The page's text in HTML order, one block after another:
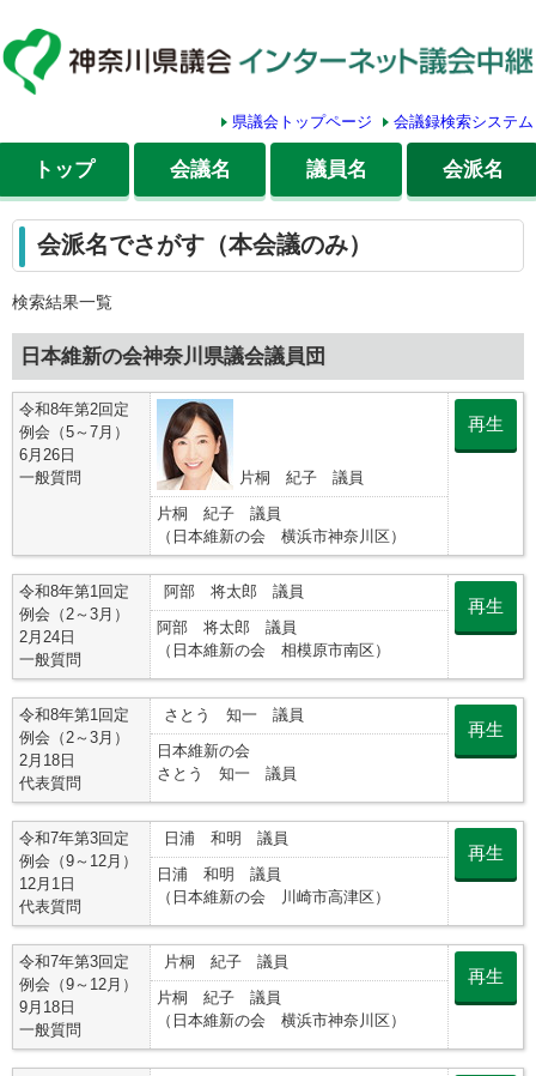
県議会トップページ 会議録検索システム
トップ 会議名 議員名 会派名
会派名でさがす（本会議のみ）
検索結果一覧
日本維新の会神奈川県議会議員団
令和8年第2回定
例会（5～7月）
6月26日
一般質問
片桐 紀子 議員
片桐 紀子 議員
（日本維新の会 横浜市神奈川区）
再生
令和8年第1回定
例会（2～3月）
2月24日
一般質問
阿部 将太郎 議員
阿部 将太郎 議員
（日本維新の会 相模原市南区）
再生
令和8年第1回定
例会（2～3月）
2月18日
代表質問
さとう 知一 議員
日本維新の会
さとう 知一 議員
再生
令和7年第3回定
例会（9～12月）
12月1日
代表質問
日浦 和明 議員
日浦 和明 議員
（日本維新の会 川崎市高津区）
再生
令和7年第3回定
例会（9～12月）
9月18日
一般質問
片桐 紀子 議員
片桐 紀子 議員
（日本維新の会 横浜市神奈川区）
再生